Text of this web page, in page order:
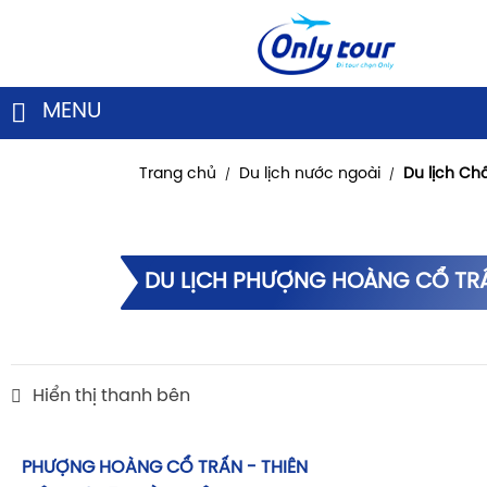
MENU
Trang chủ / Du lịch nước ngoài / Du lịch
DU LỊCH PHƯỢNG HOÀNG CỔ
Hiển thị thanh bên
PHƯỢNG HOÀNG CỔ TRẤN - THIÊN